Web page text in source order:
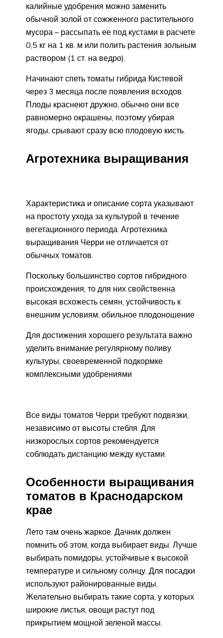
калийные удобрения можно заменить
обычной золой от сожженного растительного
мусора – рассыпать ее под кустами в расчете
0,5 кг на 1 кв. м или полить растения зольным
раствором (1 ст. на ведро).
Начинают спеть томаты гибрида Кистевой
через 3 месяца после появления всходов.
Плоды краснеют дружно, обычно они все
равномерно окрашены, поэтому убирая
ягоды, срывают сразу всю плодовую кисть.
Агротехника выращивания
Характеристика и описание сорта указывают
на простоту ухода за культурой в течение
вегетационного периода. Агротехника
выращивания Черри не отличается от
обычных томатов.
Поскольку большинство сортов гибридного
происхождения, то для них свойственна
высокая всхожесть семян, устойчивость к
внешним условиям, обильное плодоношение
Для достижения хорошего результата важно
уделить внимание регулярному поливу
культуры, своевременной подкормке
комплексными удобрениями
Все виды томатов Черри требуют подвязки,
независимо от высоты стебля. Для
низкорослых сортов рекомендуется
соблюдать дистанцию между кустами.
Особенности выращивания
томатов в Краснодарском
крае
Лето там очень жаркое. Дачник должен
помнить об этом, когда выбирает виды. Лучше
выбирать помидоры, устойчивые к высокой
температуре и сильному солнцу. Для посадки
используют районированные виды.
Желательно выбирать такие сорта, у которых
широкие листья, овощи растут под
прикрытием мощной зеленой массы.